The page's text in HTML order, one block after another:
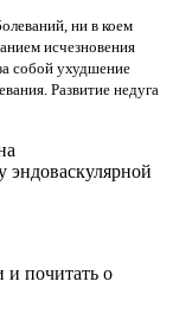
ни в коем
исчезновения
собой ухудшение
Развитие недуга
эндоваскулярной
и почитать о